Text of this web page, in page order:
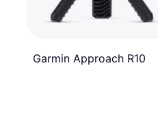
Garmin Approach R10